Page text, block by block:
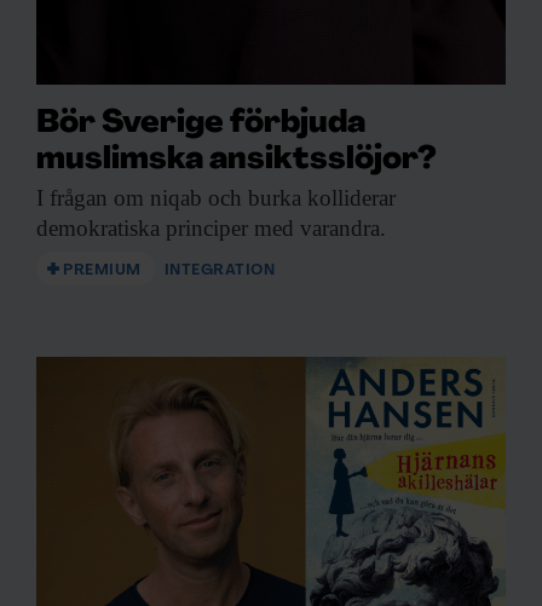
Bör Sverige förbjuda
muslimska ansiktsslöjor?
I frågan om niqab och burka kolliderar
demokratiska principer med varandra.
PREMIUM INTEGRATION